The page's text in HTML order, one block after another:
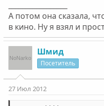
А потом она сказала,
в кино. Ну я взял и
Шмид
Посетитель
27 Июл 2012